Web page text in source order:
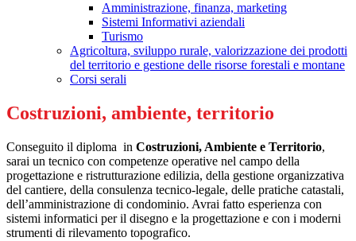
Amministrazione, finanza, marketing
Sistemi Informativi aziendali
Turismo
Agricoltura, sviluppo rurale, valorizzazione dei prodotti
del territorio e gestione delle risorse forestali e montane
Corsi serali
Costruzioni, ambiente, territorio
Conseguito il diploma in Costruzioni, Ambiente e Territorio,
sarai un tecnico con competenze operative nel campo della
progettazione e ristrutturazione edilizia, della gestione organizzativa
del cantiere, della consulenza tecnico-legale, delle pratiche catastali,
dell’amministrazione di condominio. Avrai fatto esperienza con
sistemi informatici per il disegno e la progettazione e con i moderni
strumenti di rilevamento topografico.